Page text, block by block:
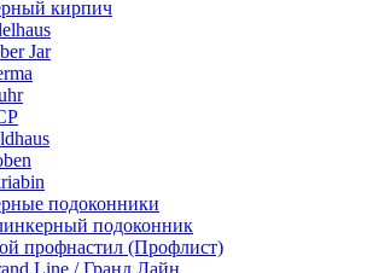
кирпич
Jar
подоконники
подоконник
профнастил (Профлист)
Line / Гранд Лайн